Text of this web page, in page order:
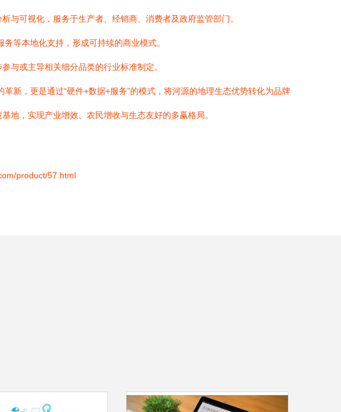
与可视化，服务于生产者、经销商、消费者及政府监管部门。
等本地化支持，形成可持续的商业模式。
与或主导相关细分品类的行业标准制定。
新，更是通过“硬件+数据+服务”的模式，将河源的地理生态优势转化为品牌
地，实现产业增效、农民增收与生态友好的多赢格局。
product/57.html